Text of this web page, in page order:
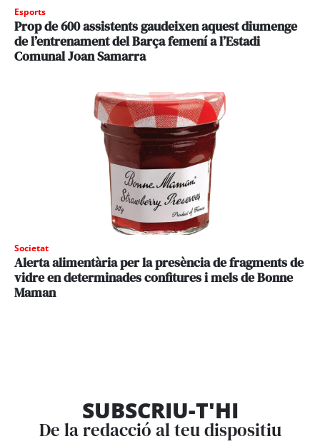
Esports
Prop de 600 assistents gaudeixen aquest diumenge
de l’entrenament del Barça femení a l’Estadi
Comunal Joan Samarra
Societat
Alerta alimentària per la presència de fragments de
vidre en determinades confitures i mels de Bonne
Maman
SUBSCRIU-T'HI
De la redacció al teu dispositiu